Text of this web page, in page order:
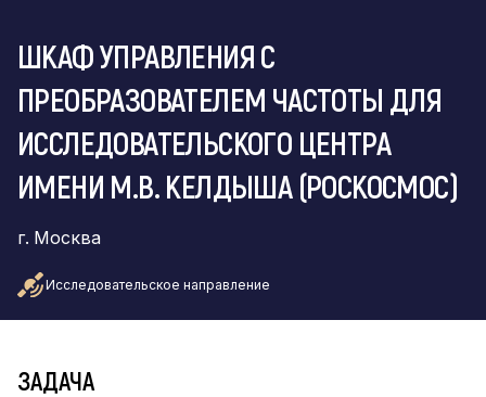
ШКАФ УПРАВЛЕНИЯ С
ПРЕОБРАЗОВАТЕЛЕМ ЧАСТОТЫ ДЛЯ
ИССЛЕДОВАТЕЛЬСКОГО ЦЕНТРА
ИМЕНИ М.В. КЕЛДЫША (РОСКОСМОС)
г. Москва
Исследовательское направление
ЗАДАЧА